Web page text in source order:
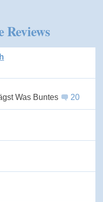
Reviews
Was Buntes
20